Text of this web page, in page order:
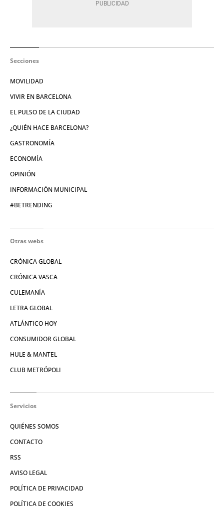
Secciones
MOVILIDAD
VIVIR EN BARCELONA
EL PULSO DE LA CIUDAD
¿QUIÉN HACE BARCELONA?
GASTRONOMÍA
ECONOMÍA
OPINIÓN
INFORMACIÓN MUNICIPAL
#BETRENDING
Otras webs
CRÓNICA GLOBAL
CRÓNICA VASCA
CULEMANÍA
LETRA GLOBAL
ATLÁNTICO HOY
CONSUMIDOR GLOBAL
HULE & MANTEL
CLUB METRÓPOLI
Servicios
QUIÉNES SOMOS
CONTACTO
RSS
AVISO LEGAL
POLÍTICA DE PRIVACIDAD
POLÍTICA DE COOKIES